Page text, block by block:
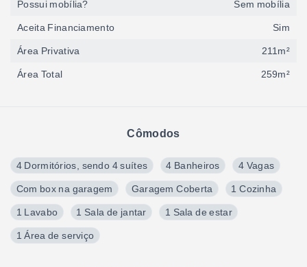
Cômodos
4 Dormitórios, sendo 4 suítes 4 Banheiros 4 Vagas
Com box na garagem Garagem Coberta 1 Cozinha
1 Lavabo 1 Sala de jantar 1 Sala de estar
1 Área de serviço
Possui mobília? Sem mobília
Aceita Financiamento Sim
Área Privativa 211m²
Área Total 259m²